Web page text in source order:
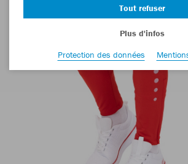
Tout refuser
Plus d'infos
Protection des données